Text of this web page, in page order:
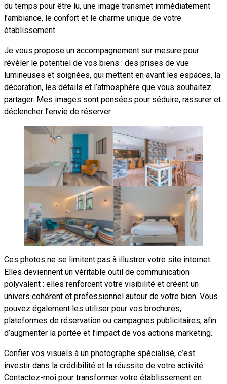
du temps pour être lu, une image transmet immédiatement
l’ambiance, le confort et le charme unique de votre
établissement.
Je vous propose un accompagnement sur mesure pour
révéler le potentiel de vos biens : des prises de vue
lumineuses et soignées, qui mettent en avant les espaces, la
décoration, les détails et l’atmosphère que vous souhaitez
partager. Mes images sont pensées pour séduire, rassurer et
déclencher l’envie de réserver.
Ces photos ne se limitent pas à illustrer votre site internet.
Elles deviennent un véritable outil de communication
polyvalent : elles renforcent votre visibilité et créent un
univers cohérent et professionnel autour de votre bien. Vous
pouvez également les utiliser pour vos brochures,
plateformes de réservation ou campagnes publicitaires, afin
d’augmenter la portée et l’impact de vos actions marketing.
Confier vos visuels à un photographe spécialisé, c’est
investir dans la crédibilité et la réussite de votre activité.
Contactez-moi pour transformer votre établissement en